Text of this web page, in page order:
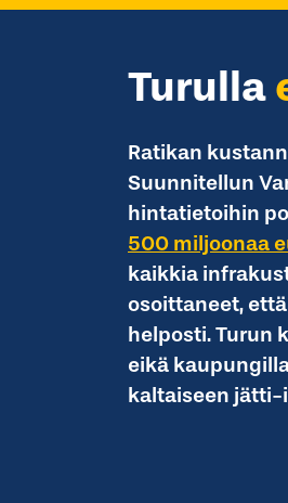
Turulla
Ratikan
Suunnitellun
hintatietoihin
500 miljoonaa
kaikkia
osoittaneet,
helposti. Turun
eikä
kaltaiseen